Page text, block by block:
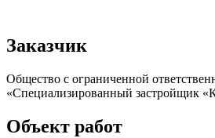
Заказчик
Общество с ограниченной
«Специализированный застройщик
Объект работ